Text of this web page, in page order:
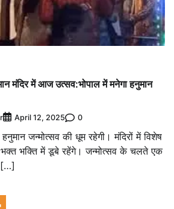
मंदिर में आज उत्सव:भोपाल में मनेगा हनुमान
April 12, 2025 0
जन्मोत्सव की धूम रहेगी। मंदिरों में विशेष
भक्त भक्ति में डूबे रहेंगे। जन्मोत्सव के चलते एक
[…]